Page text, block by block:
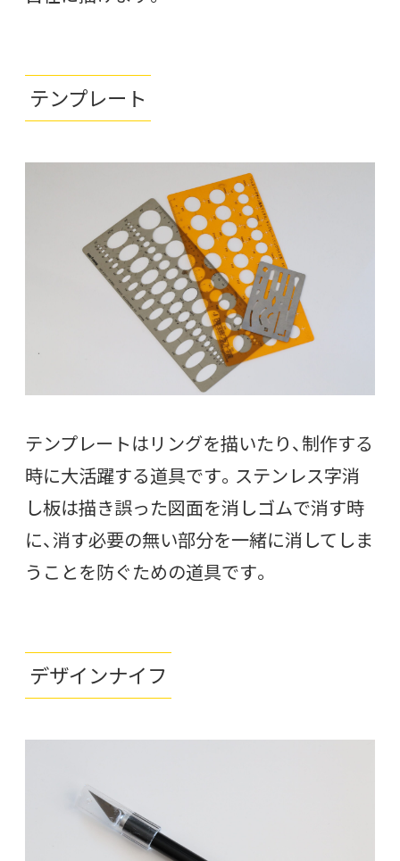
テンプレート
テンプレートはリングを描いたり、制作する
時に大活躍する道具です。ステンレス字消
し板は描き誤った図面を消しゴムで消す時
に、消す必要の無い部分を一緒に消してしま
うことを防ぐための道具です。
デザインナイフ